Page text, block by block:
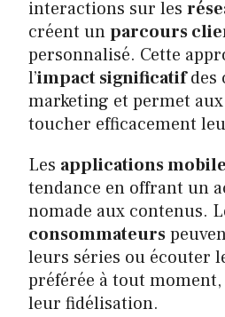
interactions sur les
créent unparcours
personnalisé. Cette
l’impact significatifdes
marketing et permet aux
toucher efficacement
Les applications
tendance en offrant un
nomade aux contenus.
consommateurs
leurs séries ou écouter
préférée à tout
leur fidélisation.